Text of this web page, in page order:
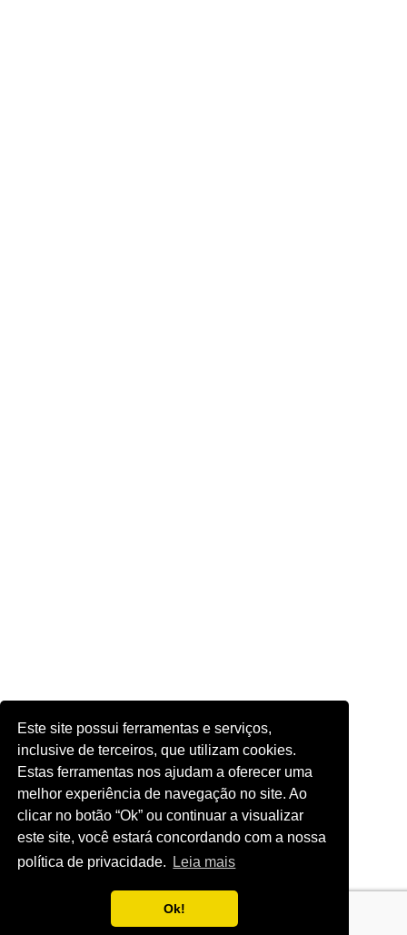
Este site possui ferramentas e serviços,
inclusive de terceiros, que utilizam cookies.
Estas ferramentas nos ajudam a oferecer uma
melhor experiência de navegação no site. Ao
clicar no botão “Ok” ou continuar a visualizar
este site, você estará concordando com a nossa
política de privacidade.
Leia mais
Ok!